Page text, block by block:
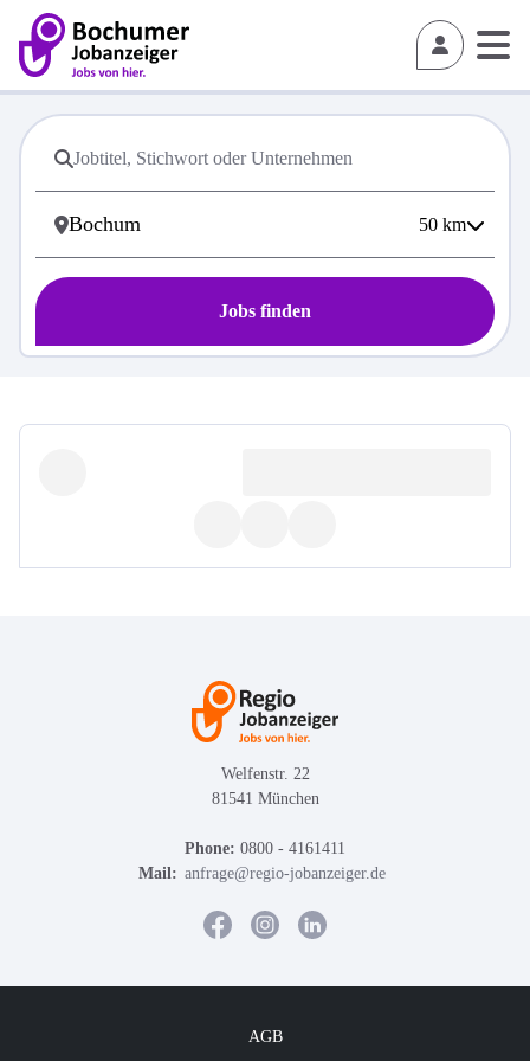
50 km
Jobs finden
Welfenstr. 22
81541 München
Phone: 0800 - 4161411
Mail: anfrage@regio-jobanzeiger.de
AGB